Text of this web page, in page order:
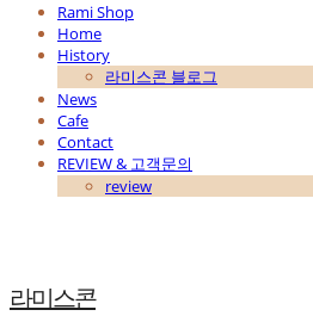
Rami Shop
Home
History
라미스콘 블로그
News
Cafe
Contact
REVIEW & 고객문의
review
라미스콘